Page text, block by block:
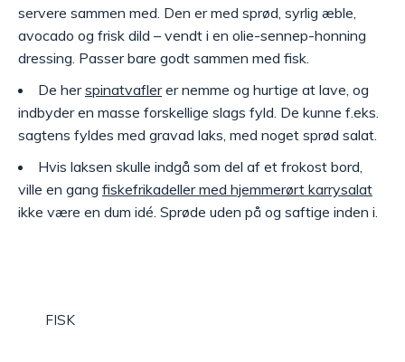
servere sammen med. Den er med sprød, syrlig æble,
avocado og frisk dild – vendt i en olie-sennep-honning
dressing. Passer bare godt sammen med fisk.
De herspinatvaflerer nemme og hurtige at lave, og
indbyder en masse forskellige slags fyld. De kunne f.eks.
sagtens fyldes med gravad laks, med noget sprød salat.
Hvis laksen skulle indgå som del af et frokost bord,
ville en gang fiskefrikadeller med hjemmerørt karrysalat
ikke være en dum idé. Sprøde uden på og saftige inden i.
FISK